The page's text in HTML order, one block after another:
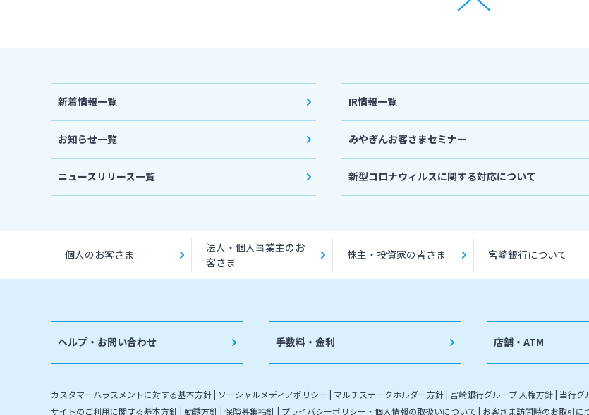
新着情報一覧
お知らせ一覧
ニュースリリース一覧
IR情報一覧
みやぎんお客さまセミナー
新型コロナウィルスに関する対応について
個人のお客さま
法人・個人事業主のお
客さま
株主・投資家の皆さま 宮崎銀行について
ヘルプ・お問い合わせ 手数料・金利 店舗・ATM
カスタマーハラスメントに対する基本方針 ソーシャルメディアポリシー マルチステークホルダー方針 宮崎銀行グループ 人権方針 当行グ
サイトのご利用に関する基本方針 勧誘方針 保険募集指針 プライバシーポリシー・個人情報の取扱いについて お客さま訪問時のお取引に